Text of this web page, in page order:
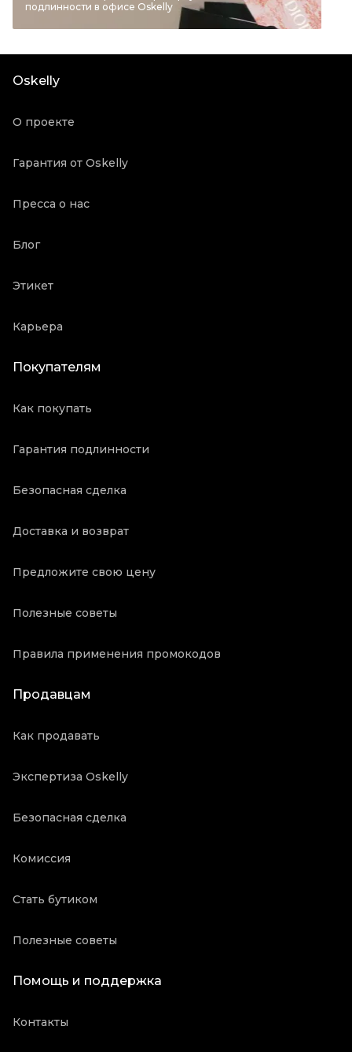
Материал одежды
Вискоза
Продавец
подлинности в офисе Oskelly
Oskelly
О проекте
Гарантия от Oskelly
Пресса о нас
Блог
Этикет
Карьера
Покупателям
Как покупать
Гарантия подлинности
Безопасная сделка
Доставка и возврат
Предложите свою цену
Полезные советы
Правила применения промокодов
Продавцам
Как продавать
Экспертиза Oskelly
Безопасная сделка
Комиссия
Стать бутиком
Полезные советы
Помощь и поддержка
Контакты